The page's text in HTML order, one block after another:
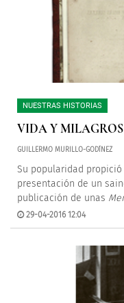
NUESTRAS HISTORIAS
VIDA Y
GUILLERMO MURILLO-GODÍNEZ
Su popularidad
presentación de un
publicación de unas
29-04-2016 12:04